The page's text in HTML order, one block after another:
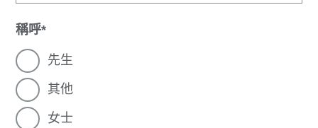
稱呼
先生
其他
女士